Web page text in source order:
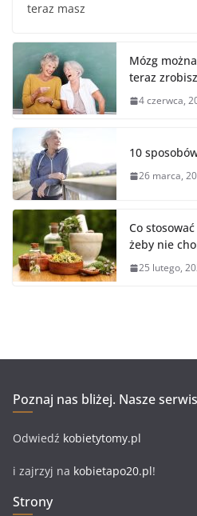
teraz masz
Mózg
teraz
4 czerwca,
10
26 marca,
Co
żeby nie
25 lutego,
Poznaj nas bliżej. Nasze
Odwiedź kobietytomy.pl
i zajrzyj na kobietapo20.pl!
Strony